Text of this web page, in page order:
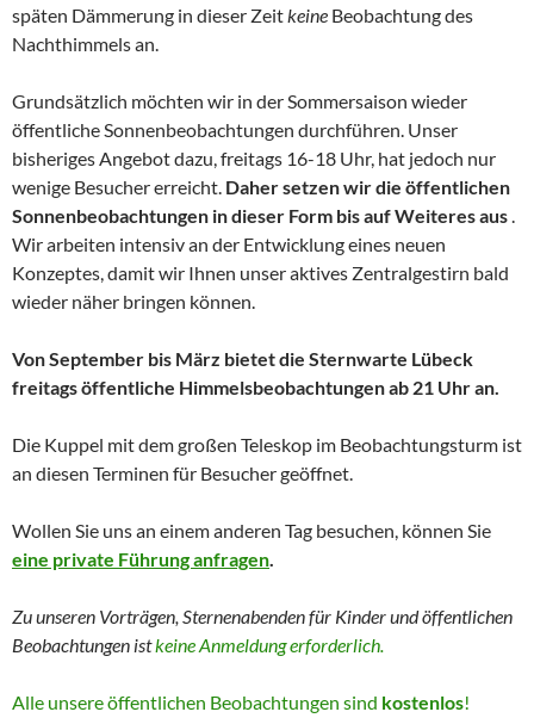
späten Dämmerung in dieser Zeitkeine Beobachtung des
Nachthimmels an.
Grundsätzlich möchten wir in der Sommersaison wieder
öffentliche Sonnenbeobachtungen durchführen. Unser
bisheriges Angebot dazu, freitags 16-18 Uhr, hat jedoch nur
wenige Besucher erreicht. Daher setzen wir die öffentlichen
Sonnenbeobachtungen in dieser Form bis auf Weiteres aus.
Wir arbeiten intensiv an der Entwicklung eines neuen
Konzeptes, damit wir Ihnen unser aktives Zentralgestirn bald
wieder näher bringen können.
Von September bis März bietet die Sternwarte Lübeck
freitags öffentliche Himmelsbeobachtungen ab 21 Uhr an.
Die Kuppel mit dem großen Teleskop im Beobachtungsturm ist
an diesen Terminen für Besucher geöffnet.
Wollen Sie uns an einem anderen Tag besuchen, können Sie
eine private Führung anfragen.
Zu unseren Vorträgen, Sternenabenden für Kinder undöffentlichen
Beobachtungen istkeine Anmeldung erforderlich.
Alle unsere öffentlichen Beobachtungen sind kostenlos!